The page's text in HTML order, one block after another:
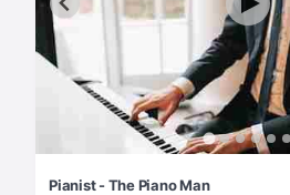
Pianist - The Piano Man